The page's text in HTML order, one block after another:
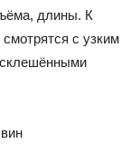
длины. К
с узким